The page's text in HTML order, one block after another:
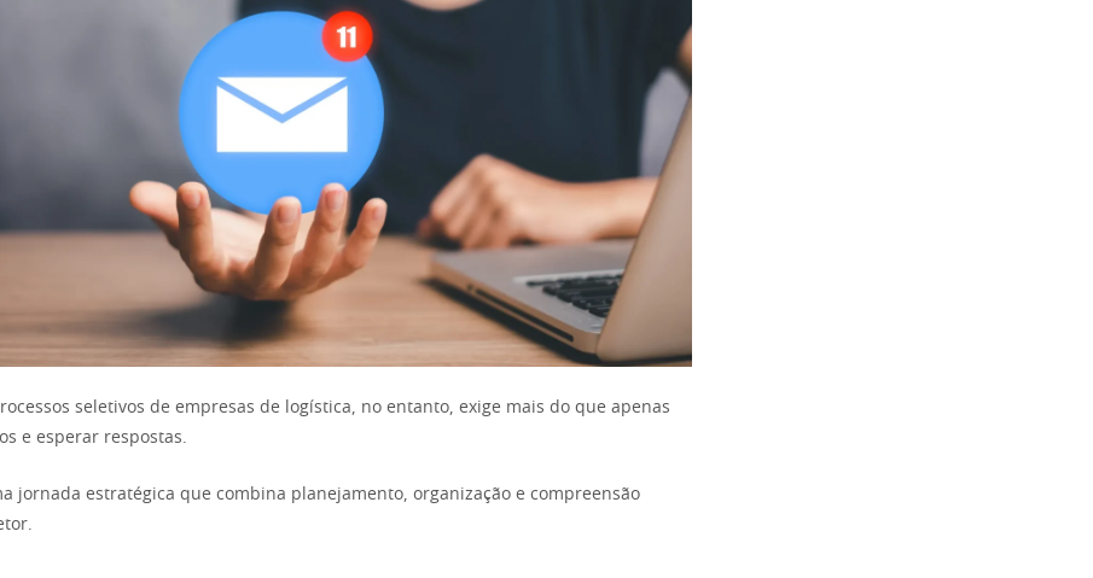
seletivos de empresas de logística, no entanto, exige mais do que apenas
e esperar respostas.
jornada estratégica que combina planejamento, organização e compreensão